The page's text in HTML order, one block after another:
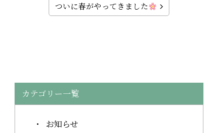
ついに春がやってきました
カテゴリー一覧
お知らせ